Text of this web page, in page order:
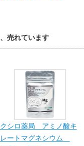
クシロ薬局 アミノ酸キ
レートマグネシウム